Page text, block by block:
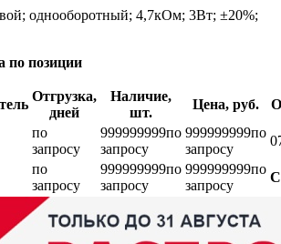
однооборотный; 4,7кОм; 3Вт; ±20%;
по позиции
Отгрузка,
дней
Наличие,
шт.
Цена, руб.
по
запросу
999999999по
запросу
999999999по
запросу
по
запросу
999999999по
запросу
999999999по
запросу